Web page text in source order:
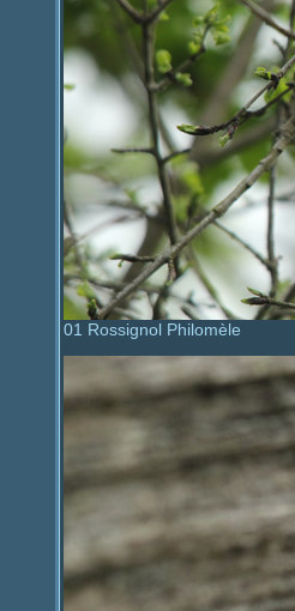
01 Rossignol Philomèle